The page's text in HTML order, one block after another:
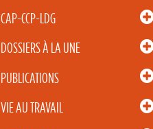
CAP-CCP-LDG
DOSSIERS À LA UNE
PUBLICATIONS
VIE AU TRAVAIL